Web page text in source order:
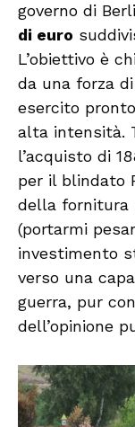
governo di
di euro
L’obiettivo è
da una forza
esercito
alta intensità.
l’acquisto di
per il blindato
della fornitura
(portarmi
investimento
verso una
guerra, pur
dell’opinione